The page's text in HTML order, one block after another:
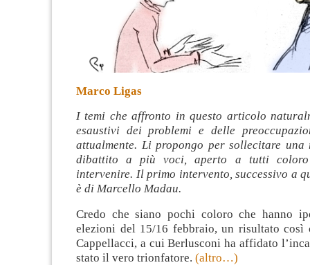
Marco Ligas
I temi che affronto in questo articolo
esaustivi dei problemi e delle
attualmente. Li propongo per sollecitare una
dibattito a più voci, aperto a tutti coloro
intervenire. Il primo intervento, successivo a
è di Marcello Madau.
Credo che siano pochi coloro che hanno
elezioni del 15/16 febbraio, un risultato così
Cappellacci, a cui Berlusconi ha affidato
stato il vero trionfatore. (altro…)